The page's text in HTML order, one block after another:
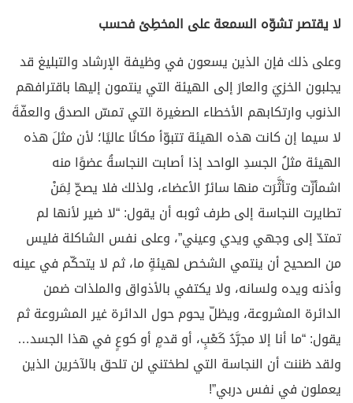
لا يقتصر تشوّه السمعة على المخطِئ فحسب
وعلى ذلك فإن الذين يسعون في وظيفة الإرشاد والتبليغ قد
يجلبون الخزيَ والعارَ إلى الهيئة التي ينتمون إليها باقترافهم
الذنوب وارتكابهم الأخطاء الصغيرة التي تمسّ الصدقَ والعفّةَ
لا سيما إن كانت هذه الهيئة تتبوّأ مكانًا عاليًا؛ لأن مثلَ هذه
الهيئة مثلُ الجسدِ الواحد إذا أصابت النجاسةُ عضوًا منه
اشمأزّت وتأثَّرَت منها سائرُ الأعضاء، ولذلك فلا يصحّ لِمَنْ
تطايرت النجاسة إلى طرف ثوبه أن يقول: “لا ضير لأنها لم
تمتدّ إلى وجهي ويدي وعيني”، وعلى نفس الشاكلة فليس
من الصحيح أن ينتمي الشخص لهيئةٍ ما، ثم لا يتحكّم في عينه
وأذنه ويده ولسانه، ولا يكتفي بالأذواق والملذات ضمن
الدائرة المشروعة، ويظلّ يحوم حول الدائرة غير المشروعة ثم
يقول: “ما أنا إلا مجرَّدُ كَعْبٍ، أو قدمٍ أو كوعٍ في هذا الجسد…
ولقد ظننت أن النجاسة التي لطختني لن تلحق بالآخرين الذين
يعملون في نفس دربي”!